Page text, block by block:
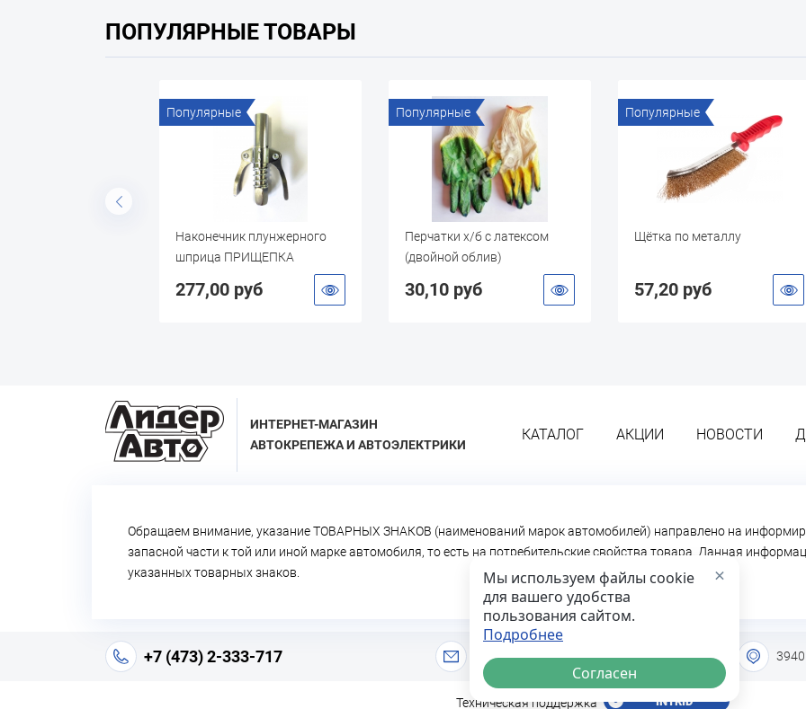
ПОПУЛЯРНЫЕ ТОВАРЫ
Наконечник плунжерного
шприца ПРИЩЕПКА
Перчатки х/б с латексом
30,10 руб
Популярные
Щётка по металлу
57,20 руб
шланг
ИНТЕРНЕТ-МАГАЗИН
АВТОКРЕПЕЖА И АВТОЭЛЕКТРИКИ
КАТАЛОГ АКЦИИ НОВОСТИ
Обращаем внимание, указание ТОВАРНЫХ ЗНАКОВ (наименований марок автомобилей) направлено на
запасной части к той или иной марке автомобиля, то есть на потребительские свойства товара. Данная
указанных товарных знаков.
+7 (473) 2-333-717 info@lideravto36.ru
Техническая поддержка INTRID
Мы используем файлы cookie
для вашего удобства
пользования сайтом.
Подробнее
Согласен
×